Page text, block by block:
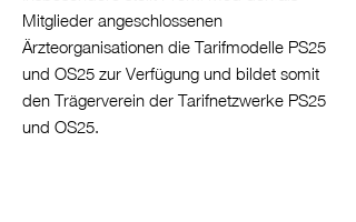
Mitglieder angeschlossenen
Ärzteorganisationen die Tarifmodelle PS25
und OS25 zur Verfügung und bildet somit
den Trägerverein der Tarifnetzwerke PS25
und OS25.